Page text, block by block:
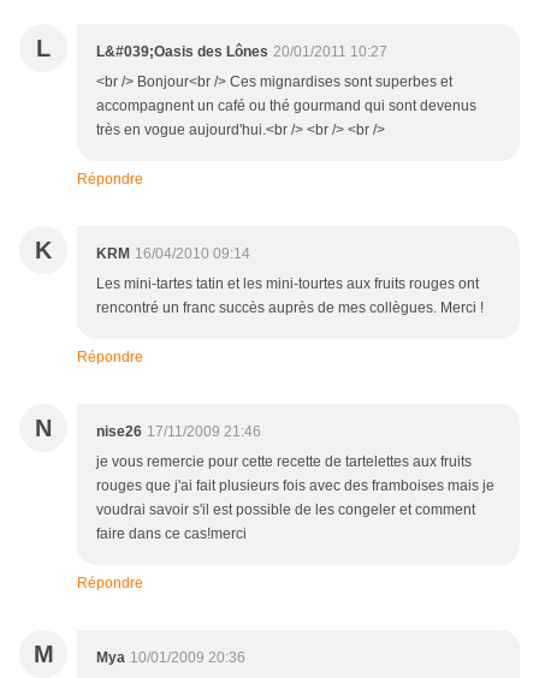
L L&#039;Oasis des Lônes 20/01/2011 10:27
<br /> Bonjour<br /> Ces mignardises sont superbes et
accompagnent un café ou thé gourmand qui sont devenus
très en vogue aujourd'hui.<br /> <br /> <br />
Répondre
K KRM 16/04/2010 09:14
Les mini-tartes tatin et les mini-tourtes aux fruits rouges ont
rencontré un franc succès auprès de mes collègues. Merci !
Répondre
N nise26 17/11/2009 21:46
je vous remercie pour cette recette de tartelettes aux fruits
rouges que j'ai fait plusieurs fois avec des framboises mais je
voudrai savoir s'il est possible de les congeler et comment
faire dans ce cas!merci
Répondre
M Mya 10/01/2009 20:36